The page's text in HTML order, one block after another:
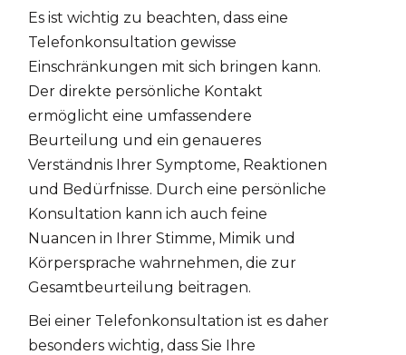
Es ist wichtig zu beachten, dass eine
Telefonkonsultation gewisse
Einschränkungen mit sich bringen kann.
Der direkte persönliche Kontakt
ermöglicht eine umfassendere
Beurteilung und ein genaueres
Verständnis Ihrer Symptome, Reaktionen
und Bedürfnisse. Durch eine persönliche
Konsultation kann ich auch feine
Nuancen in Ihrer Stimme, Mimik und
Körpersprache wahrnehmen, die zur
Gesamtbeurteilung beitragen.
Bei einer Telefonkonsultation ist es daher
besonders wichtig, dass Sie Ihre